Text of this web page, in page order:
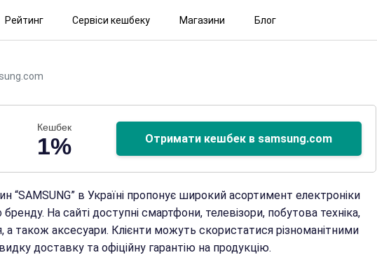
Рейтинг Сервіси кешбеку Магазини Блог
Кешбек
1% Отримати кешбек в samsung.com
“SAMSUNG” в Україні пропонує широкий асортимент електроніки
На сайті доступні смартфони, телевізори, побутова техніка,
а також аксесуари. Клієнти можуть скористатися різноманітними
доставку та офіційну гарантію на продукцію.